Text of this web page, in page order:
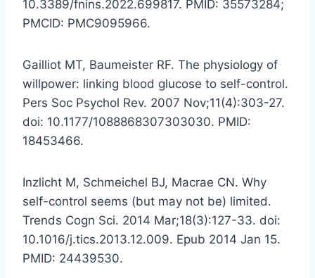
10.3389/fnins.2022.699817. PMID: 35573284;
PMCID: PMC9095966.
Gailliot MT, Baumeister RF. The physiology of
willpower: linking blood glucose to self-control.
Pers Soc Psychol Rev. 2007 Nov;11(4):303-27.
doi: 10.1177/1088868307303030. PMID:
18453466.
Inzlicht M, Schmeichel BJ, Macrae CN. Why
self-control seems (but may not be) limited.
Trends Cogn Sci. 2014 Mar;18(3):127-33. doi:
10.1016/j.tics.2013.12.009. Epub 2014 Jan 15.
PMID: 24439530.